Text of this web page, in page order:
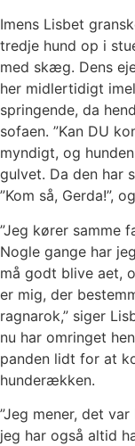
Imens Lisbet
tredje hund op i
med skæg. Dens
her midlertidigt
springende, da
sofaen. ”Kan DU
myndigt, og
gulvet. Da den har
”Kom så, Gerda!”,
”Jeg kører samme
Nogle gange har
må godt blive aet,
er mig, der
ragnarok,” siger
nu har omringet
panden lidt for at
hunderækken.
”Jeg mener, det
jeg har også altid